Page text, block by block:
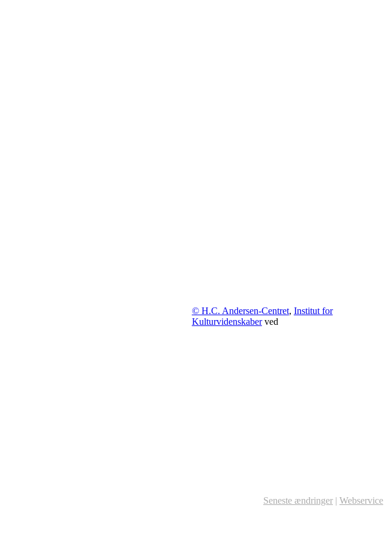
© H.C. Andersen-Centret, Institut for
Kulturvidenskaberved
Seneste ændringer | Webservice